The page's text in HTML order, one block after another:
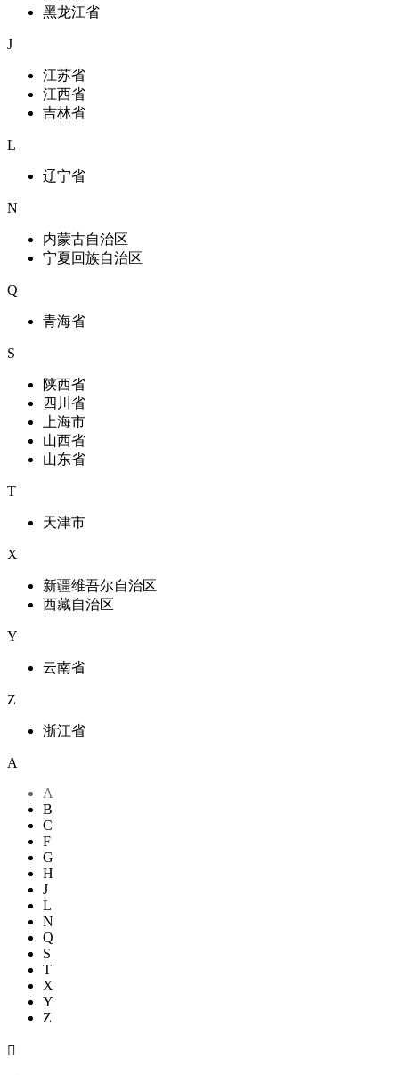
黑龙江省
J
江苏省
江西省
吉林省
L
辽宁省
N
内蒙古自治区
宁夏回族自治区
Q
青海省
S
陕西省
四川省
上海市
山西省
山东省
T
天津市
X
新疆维吾尔自治区
西藏自治区
Y
云南省
Z
浙江省
A
A
B
C
F
G
H
J
L
N
Q
S
T
X
Y
Z
